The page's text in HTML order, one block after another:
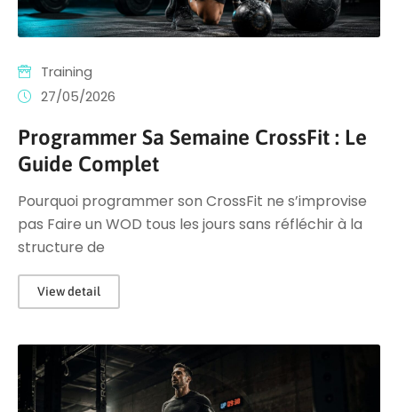
Training
27/05/2026
Programmer Sa Semaine CrossFit : Le
Guide Complet
Pourquoi programmer son CrossFit ne s’improvise
pas Faire un WOD tous les jours sans réfléchir à la
structure de
View detail